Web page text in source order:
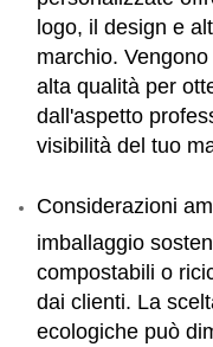
logo, il design e
marchio.
alta qualità per
dall'aspetto
visibilità del tuo
Considerazioni
imballaggio
compostabili o
dai clienti. La
ecologiche può